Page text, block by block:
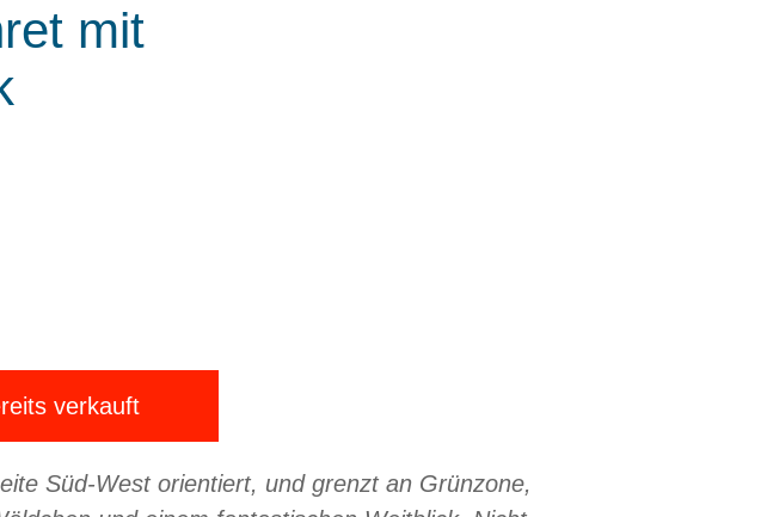
mit
verkauft
Süd-West orientiert, und grenzt an Grünzone,